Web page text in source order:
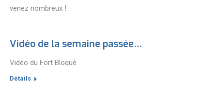
venez nombreux !.
Vidéo de la semaine passée…
Vidéo du Fort Bloqué
Détails